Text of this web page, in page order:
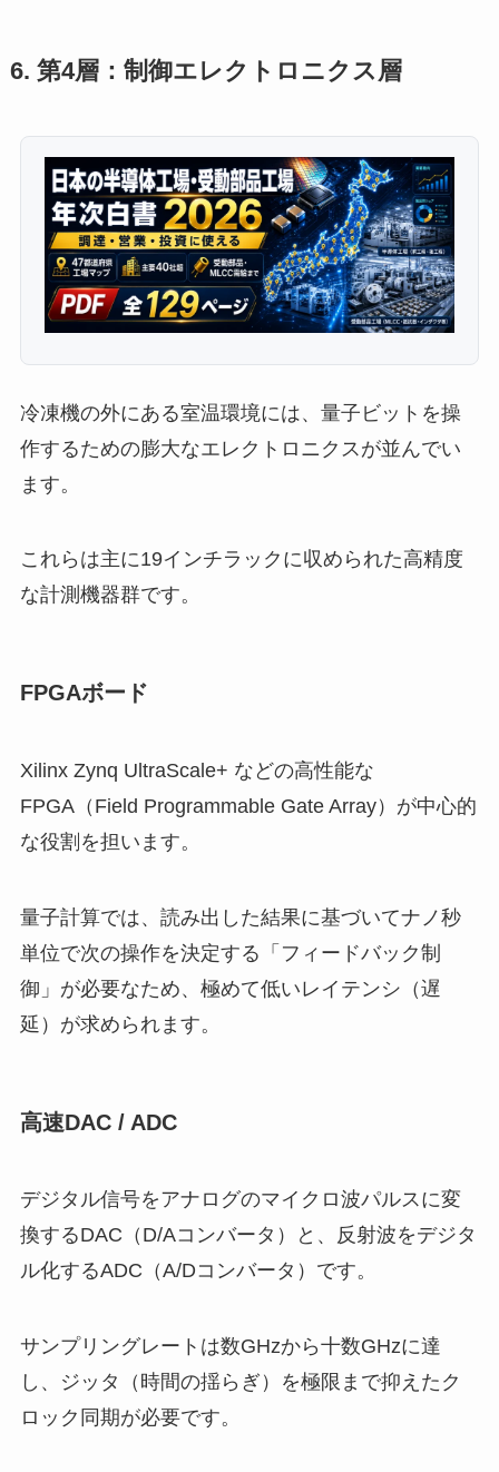
6. 第4層：制御エレクトロニクス層
冷凍機の外にある室温環境には、量子ビットを操
作するための膨大なエレクトロニクスが並んでい
ます。
これらは主に19インチラックに収められた高精度
な計測機器群です。
FPGAボード
Xilinx Zynq UltraScale+ などの高性能な
FPGA（Field Programmable Gate Array）が中心的
な役割を担います。
量子計算では、読み出した結果に基づいてナノ秒
単位で次の操作を決定する「フィードバック制
御」が必要なため、極めて低いレイテンシ（遅
延）が求められます。
高速DAC / ADC
デジタル信号をアナログのマイクロ波パルスに変
換するDAC（D/Aコンバータ）と、反射波をデジタ
ル化するADC（A/Dコンバータ）です。
サンプリングレートは数GHzから十数GHzに達
し、ジッタ（時間の揺らぎ）を極限まで抑えたク
ロック同期が必要です。